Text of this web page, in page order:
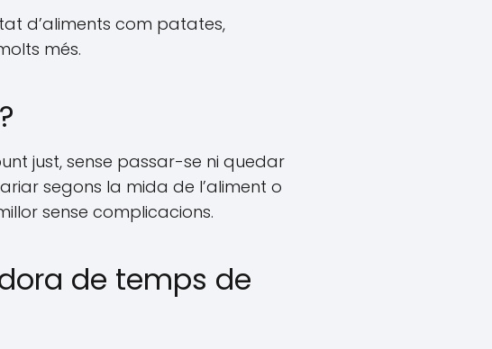
d’aliments com patates,
més.
just, sense passar-se ni quedar
segons la mida de l’aliment o
sense complicacions.
de temps de